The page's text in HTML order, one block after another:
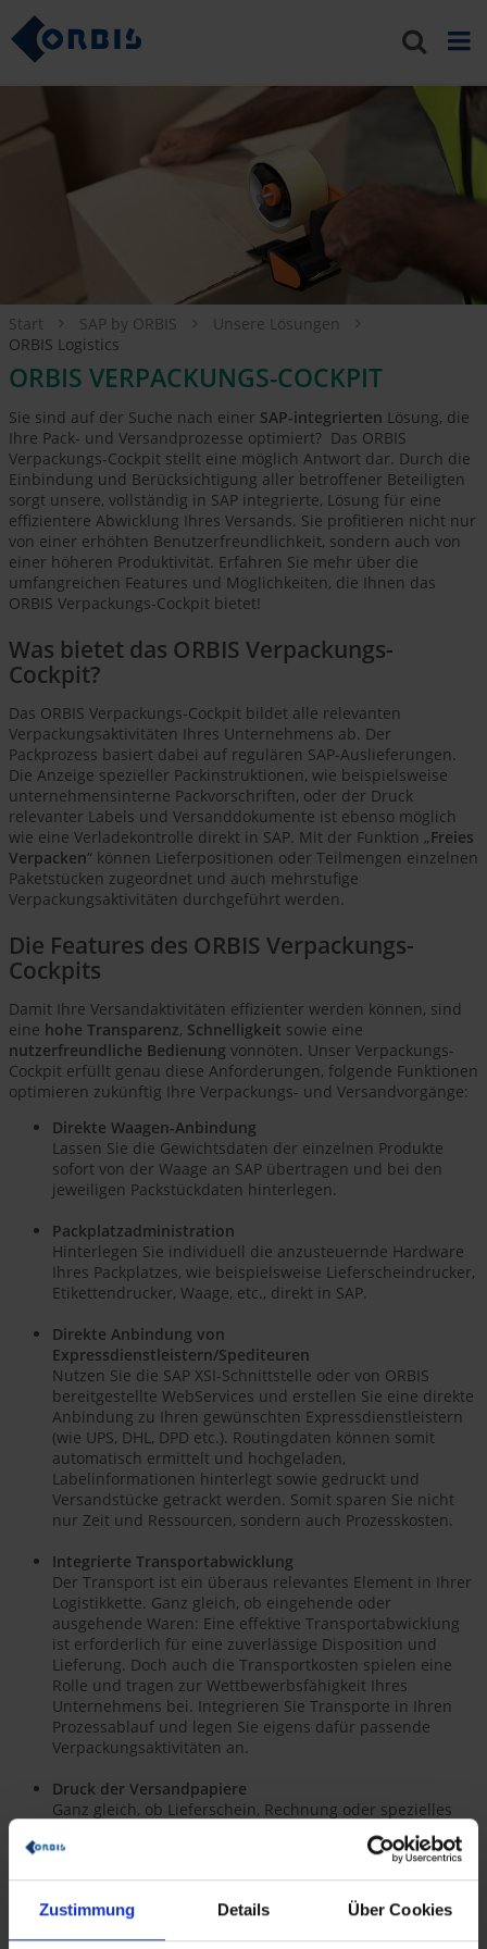
Zustimmung Details Über Cookies
Start SAP by ORBIS
Unsere Lösungen
ORBIS Logistics
ORBIS VERPACKUNGS-COCKPIT
Sie sind auf der Suche nach einer SAP-integrierten Lösung, die
Ihre Pack- und Versandprozesse optimiert? Das ORBIS
Verpackungs-Cockpit stellt eine möglich Antwort dar. Durch die
Einbindung und Berücksichtigung aller betroffener Beteiligten
sorgt unsere, vollständig in SAP integrierte, Lösung für eine
effizientere Abwicklung Ihres Versands. Sie profitieren nicht nur
von einer erhöhten Benutzerfreundlichkeit, sondern auch von
einer höheren Produktivität. Erfahren Sie mehr über die
umfangreichen Features und Möglichkeiten, die Ihnen das
ORBIS Verpackungs-Cockpit bietet!
Was bietet das ORBIS Verpackungs-
Cockpit?
Das ORBIS Verpackungs-Cockpit bildet alle relevanten
Verpackungsaktivitäten Ihres Unternehmens ab. Der
Packprozess basiert dabei auf regulären SAP-Auslieferungen.
Die Anzeige spezieller Packinstruktionen, wie beispielsweise
unternehmensinterne Packvorschriften, oder der Druck
relevanter Labels und Versanddokumente ist ebenso möglich
wie eine Verladekontrolle direkt in SAP. Mit der Funktion „Freies
Verpacken“ können Lieferpositionen oder Teilmengen einzelnen
Paketstücken zugeordnet und auch mehrstufige
Verpackungsaktivitäten durchgeführt werden.
Die Features des ORBIS Verpackungs-
Cockpits
Damit Ihre Versandaktivitäten effizienter werden können, sind
eine hohe Transparenz, Schnelligkeit sowie eine
nutzerfreundliche Bedienung vonnöten. Unser Verpackungs-
Cockpit erfüllt genau diese Anforderungen, folgende Funktionen
optimieren zukünftig Ihre Verpackungs- und Versandvorgänge:
Direkte Waagen-Anbindung
Lassen Sie die Gewichtsdaten der einzelnen Produkte
sofort von der Waage an SAP übertragen und bei den
jeweiligen Packstückdaten hinterlegen.
Packplatzadministration
Hinterlegen Sie individuell die anzusteuernde Hardware
Ihres Packplatzes, wie beispielsweise Lieferscheindrucker,
Etikettendrucker, Waage, etc., direkt in SAP.
Direkte Anbindung von
Expressdienstleistern/Spediteuren
Nutzen Sie die SAP XSI-Schnittstelle oder von ORBIS
bereitgestellte WebServices und erstellen Sie eine direkte
Anbindung zu Ihren gewünschten Expressdienstleistern
(wie UPS, DHL, DPD etc.). Routingdaten können somit
automatisch ermittelt und hochgeladen,
Labelinformationen hinterlegt sowie gedruckt und
Versandstücke getrackt werden. Somit sparen Sie nicht
nur Zeit und Ressourcen, sondern auch Prozesskosten.
Integrierte Transportabwicklung
Der Transport ist ein überaus relevantes Element in Ihrer
Logistikkette. Ganz gleich, ob eingehende oder
ausgehende Waren: Eine effektive Transportabwicklung
ist erforderlich für eine zuverlässige Disposition und
Lieferung. Doch auch die Transportkosten spielen eine
Rolle und tragen zur Wettbewerbsfähigkeit Ihres
Unternehmens bei. Integrieren Sie Transporte in Ihren
Prozessablauf und legen Sie eigens dafür passende
Verpackungsaktivitäten an.
Druck der Versandpapiere
Ganz gleich, ob Lieferschein, Rechnung oder spezielles
Etiketten/Formulare werden im Hintergrund automatisiert
durch die jeweiligen Prozessschritte im Verpackungs-
Vorteile und Möglichkeiten des ORBIS